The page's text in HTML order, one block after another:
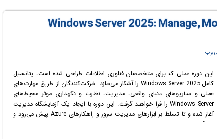
مدیریت ایمن سیستم‌های متعدد استفاده می‌کنند، پرداخته خواهد شد. در پایان
این دوره، شرکت‌کنندگان در کار با ویندوز ۱۱ در یک محیط تجاری یا فناوری اطلاعات،
چه در حال پشتیبانی از یک تیم کوچک، چه در حال مطالعه برای یک نقش فنی، یا
با مدیریت سیستم عامل ویندوز ۱۱ آشنا خواهید شد.
وب
این دوره عملی که برای متخصصان فناوری اطلاعات طراحی شده است، پتانسیل
کامل Windows Server 2025 را آشکار می‌سازد. شرکت‌کنندگان از طریق مهارت‌های
عملی و سناریوهای دنیای واقعی، مدیریت، نظارت و نگهداری موثر محیط‌های
Windows Server را فرا خواهند گرفت. این دوره با ایجاد یک آزمایشگاه مدیریت
آغاز شده و تا تسلط بر ابزارهای مدیریت سرور و راهکارهای Azure پیش می‌رود و
هر آنچه برای ارتقای تخصص IT خود نیاز دارید را پوشش می‌دهد. در پایان این